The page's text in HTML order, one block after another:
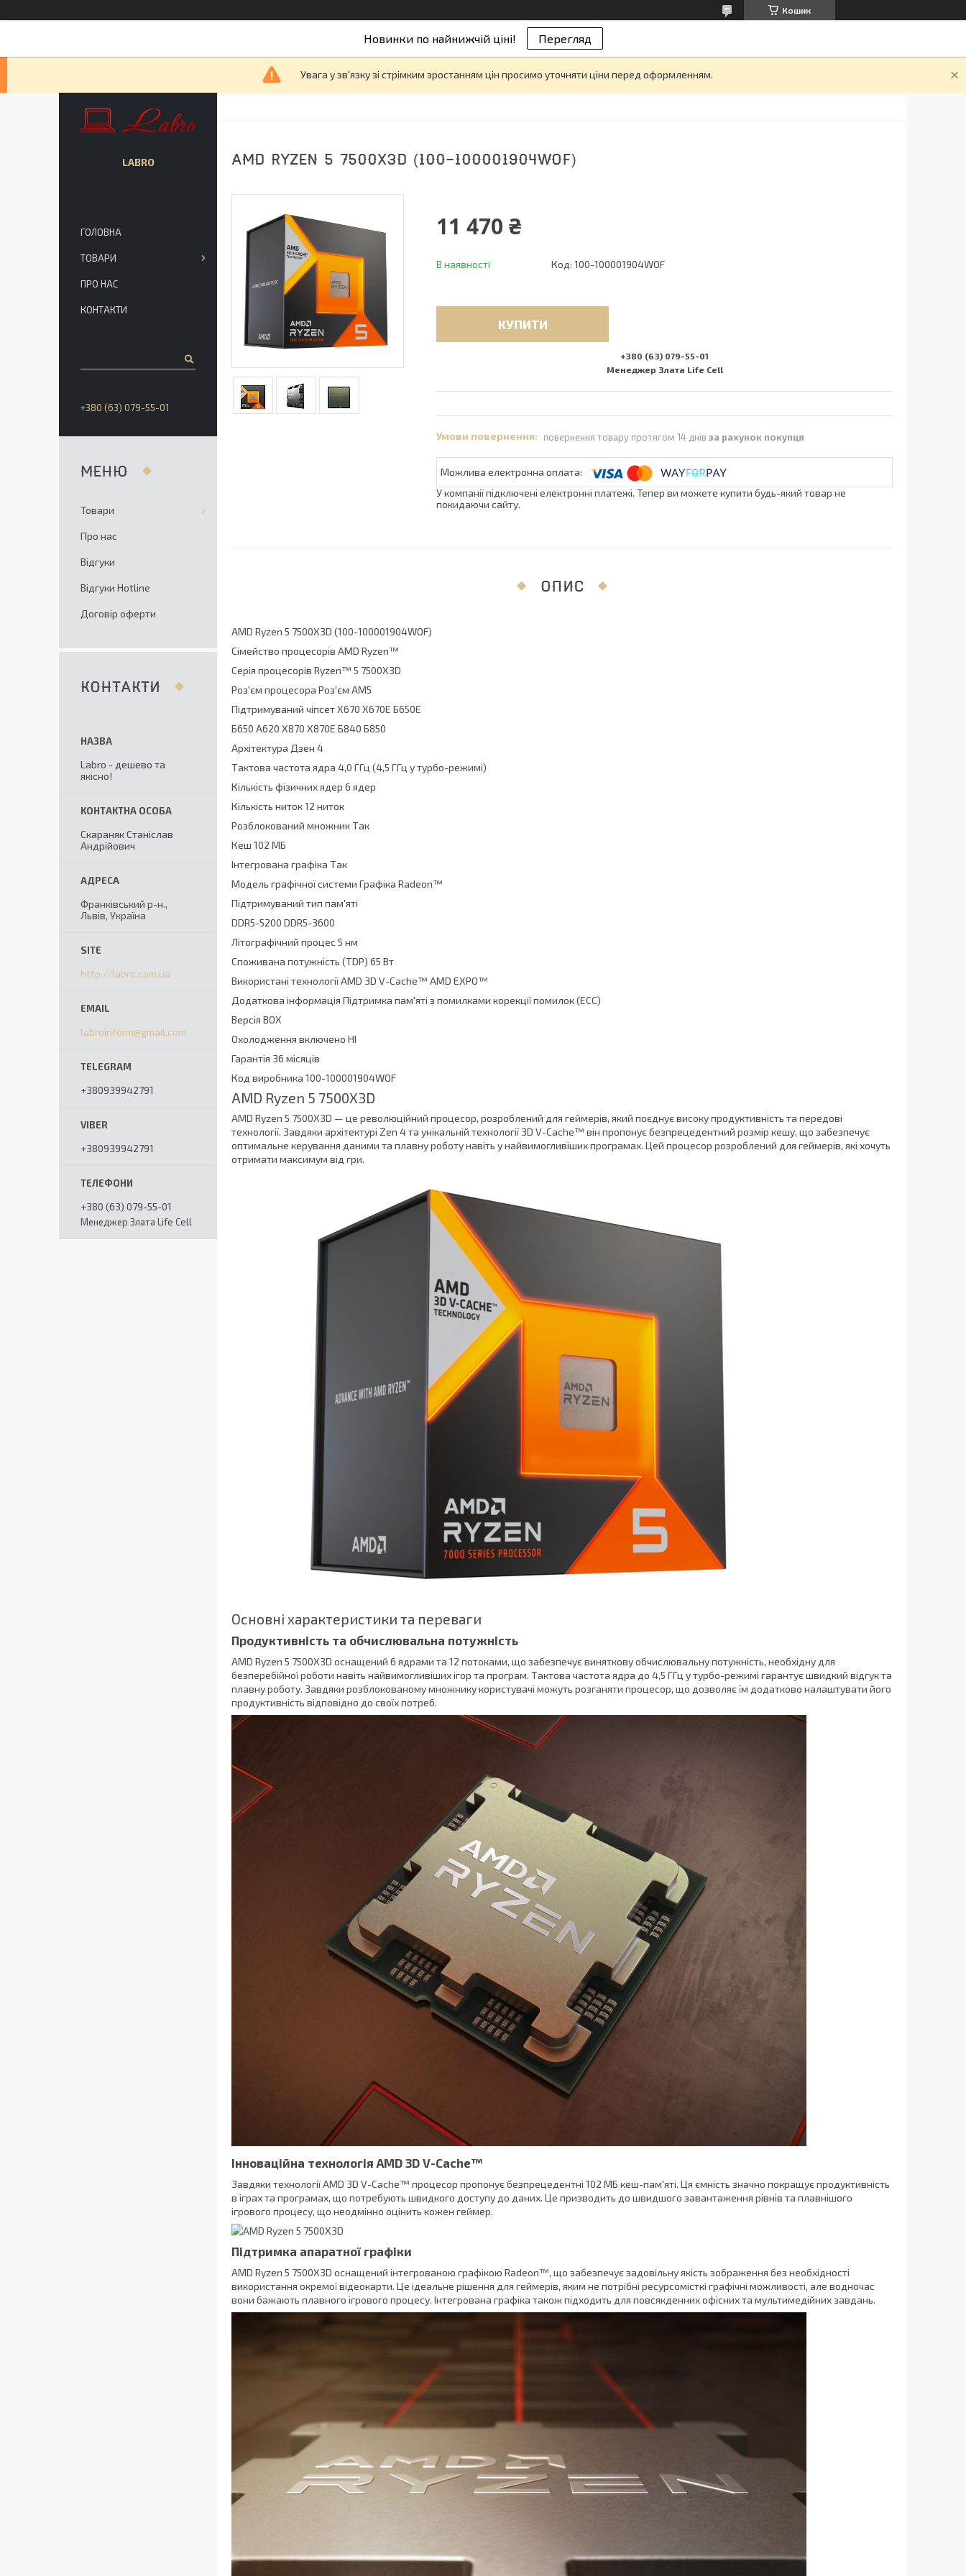
Кошик
Новинки по найнижчій ціні! Перегляд
Увага у зв'язку зі стрімким зростанням цін просимо уточняти ціни перед оформленням.
AMD RYZEN 5 7500X3D (100-100001904WOF)
11 470 ₴
В наявності Код: 100-100001904WOF
КУПИТИ
+380 (63) 079-55-01
Менеджер Злата Life Cell
повернення товару протягом 14 днів за рахунок покупця
У компанії підключені електронні платежі. Тепер ви можете купити будь-який товар не
покидаючи сайту.
ОПИС
AMD Ryzen 5 7500X3D (100-100001904WOF)
Сімейство процесорів AMD Ryzen™
Серія процесорів Ryzen™ 5 7500X3D
Роз'єм процесора Роз'єм AM5
Підтримуваний чіпсет Х670 X670E Б650Е
Б650 А620 Х870 X870E Б840 Б850
Архітектура Дзен 4
Тактова частота ядра 4,0 ГГц (4,5 ГГц у турбо-режимі)
Кількість фізичних ядер 6 ядер
Кількість ниток 12 ниток
Розблокований множник Так
Кеш 102 МБ
Інтегрована графіка Так
Модель графічної системи Графіка Radeon™
Підтримуваний тип пам'яті
DDR5-5200 DDR5-3600
Літографічний процес 5 нм
Споживана потужність (TDP) 65 Вт
Використані технології AMD 3D V-Cache™ AMD EXPO™
Додаткова інформація Підтримка пам'яті з помилками корекції помилок (ECC)
Версія BOX
Охолодження включено НІ
Гарантія 36 місяців
Код виробника 100-100001904WOF
AMD Ryzen 5 7500X3D
AMD Ryzen 5 7500X3D — це революційний процесор, розроблений для геймерів, який поєднує високу продуктивність та передові
технології. Завдяки архітектурі Zen 4 та унікальній технології 3D V-Cache™ він пропонує безпрецедентний розмір кешу, що забезпечує
оптимальне керування даними та плавну роботу навіть у найвимогливіших програмах. Цей процесор розроблений для геймерів, які хочуть
отримати максимум від гри.
Основні характеристики та переваги
Продуктивність та обчислювальна потужність
AMD Ryzen 5 7500X3D оснащений 6 ядрами та 12 потоками, що забезпечує виняткову обчислювальну потужність, необхідну для
безперебійної роботи навіть найвимогливіших ігор та програм. Тактова частота ядра до 4,5 ГГц у турбо-режимі гарантує швидкий відгук та
плавну роботу. Завдяки розблокованому множнику користувачі можуть розганяти процесор, що дозволяє їм додатково налаштувати його
продуктивність відповідно до своїх потреб.
Інноваційна технологія AMD 3D V-Cache™
Завдяки технології AMD 3D V-Cache™ процесор пропонує безпрецедентні 102 МБ кеш-пам'яті. Ця ємність значно покращує продуктивність
в іграх та програмах, що потребують швидкого доступу до даних. Це призводить до швидшого завантаження рівнів та плавнішого
ігрового процесу, що неодмінно оцінить кожен геймер.
Підтримка апаратної графіки
AMD Ryzen 5 7500X3D оснащений інтегрованою графікою Radeon™, що забезпечує задовільну якість зображення без необхідності
використання окремої відеокарти. Це ідеальне рішення для геймерів, яким не потрібні ресурсомісткі графічні можливості, але водночас
вони бажають плавного ігрового процесу. Інтегрована графіка також підходить для повсякденних офісних та мультимедійних завдань.
LABRO
ГОЛОВНА
ТОВАРИ
ПРО НАС
КОНТАКТИ
+380 (63) 079-55-01
Товари
Про нас
Відгуки
Відгуки Hotline
Договір оферти
КОНТАКТИ
Labro - дешево та
якісно!
Скараняк Станіслав
Андрійович
Франківський р-н.,
Львів, Україна
http://labro.com.ua
labroinform@gmail.com
+380939942791
+380939942791
+380 (63) 079-55-01
Менеджер Злата Life Cell